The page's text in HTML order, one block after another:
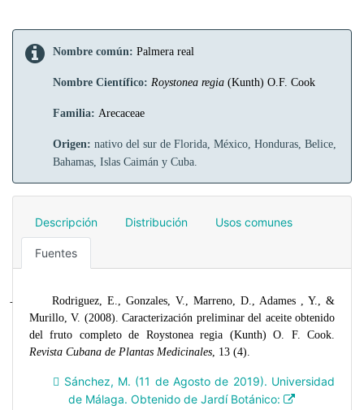
Nombre común: Palmera real
Nombre Científico: Roystonea regia (Kunth) O.F. Cook
Familia: Arecaceae
Origen: nativo del sur de Florida, México, Honduras, Belice,
Bahamas, Islas Caimán y Cuba.
Descripción Distribución Usos comunes
Fuentes
-
Rodriguez, E., Gonzales, V., Marreno, D., Adames , Y., &
Murillo, V. (2008). Caracterización preliminar del aceite obtenido
del fruto completo de Roystonea regia (Kunth) O. F. Cook.
Revista Cubana de Plantas Medicinales, 13 (4).
 Sánchez, M. (11 de Agosto de 2019). Universidad
de Málaga. Obtenido de Jardí Botánico: